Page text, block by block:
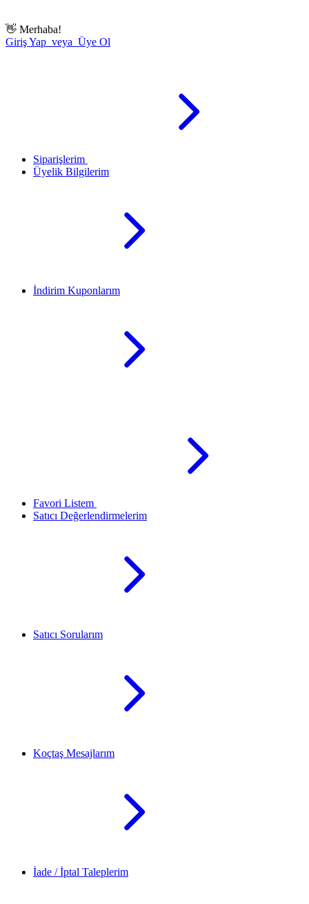
👋 Merhaba!
Giriş Yap veya Üye Ol
Siparişlerim
Üyelik Bilgilerim
İndirim Kuponlarım
Favori Listem
Satıcı Değerlendirmelerim
Satıcı Sorularım
Koçtaş Mesajlarım
İade / İptal Taleplerim